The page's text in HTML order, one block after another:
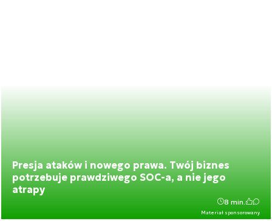
Presja ataków i nowego prawa. Twój biznes
potrzebuje prawdziwego SOC-a, a nie jego
atrapy
Materiał sponsorowany
8 min.